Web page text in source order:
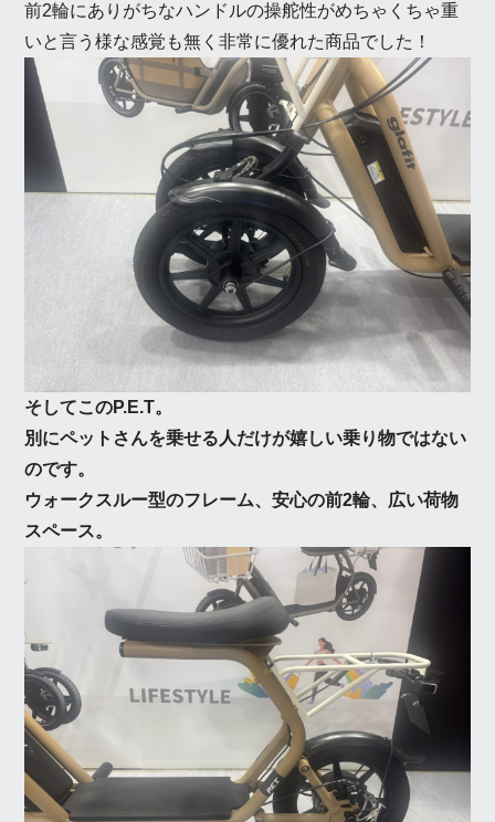
前2輪にありがちなハンドルの操舵性がめちゃくちゃ重
いと言う様な感覚も無く非常に優れた商品でした！
そしてこのP.E.T。
別にペットさんを乗せる人だけが嬉しい乗り物ではない
のです。
ウォークスルー型のフレーム、安心の前2輪、広い荷物
スペース。